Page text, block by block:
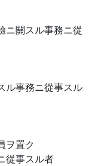
ニ關スル事務ニ從
ル事務ニ從事スル
ヲ置ク
從事スル者